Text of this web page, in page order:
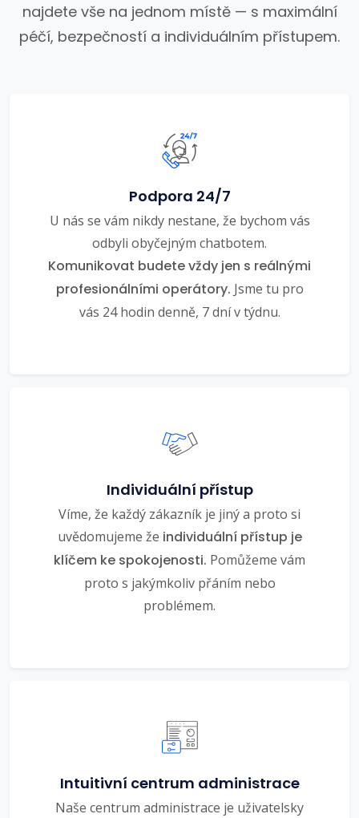
najdete vše na jednom místě — s maximální
péčí, bezpečností a individuálním přístupem.
Podpora 24/7
U nás se vám nikdy nestane, že bychom vás
odbyli obyčejným chatbotem.
Komunikovat budete vždy jen s reálnými
profesionálními operátory. Jsme tu pro
vás 24 hodin denně, 7 dní v týdnu.
Individuální přístup
Víme, že každý zákazník je jiný a proto si
uvědomujeme že individuální přístup je
klíčem ke spokojenosti. Pomůžeme vám
proto s jakýmkoliv přáním nebo
problémem.
Intuitivní centrum administrace
Naše centrum administrace je uživatelsky